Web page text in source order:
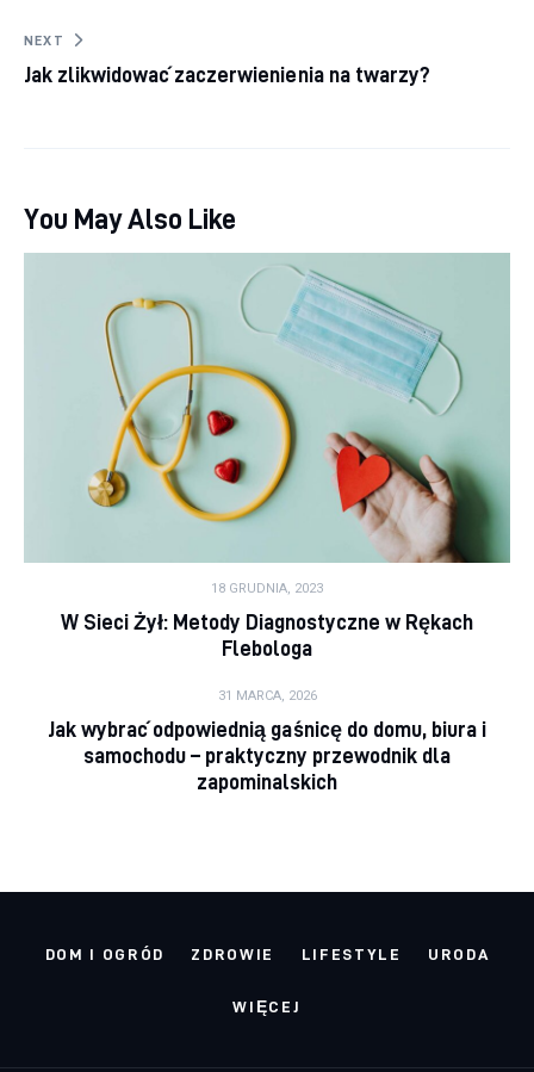
NEXT
Jak zlikwidować zaczerwienienia na twarzy?
You May Also Like
18 GRUDNIA, 2023
W Sieci Żył: Metody Diagnostyczne w Rękach
Flebologa
31 MARCA, 2026
Jak wybrać odpowiednią gaśnicę do domu, biura i
samochodu – praktyczny przewodnik dla
zapominalskich
DOM I OGRÓD ZDROWIE LIFESTYLE URODA
WIĘCEJ